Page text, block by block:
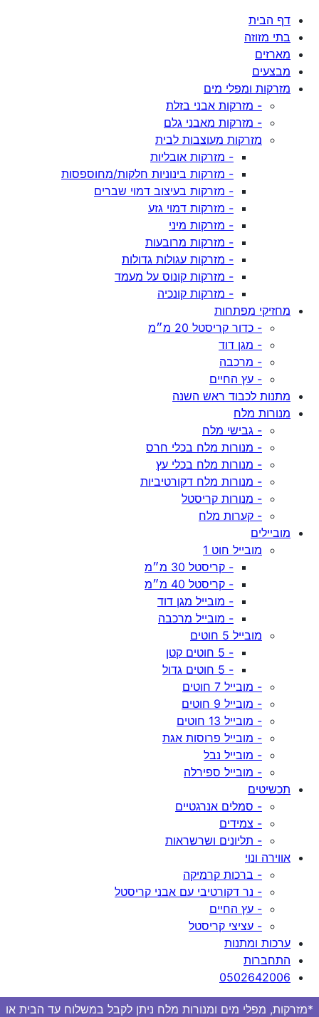
דף הבית
בתי מזוזה
מארזים
מבצעים
מזרקות ומפלי מים
- מזרקות אבני בזלת
- מזרקות מאבני גלם
מזרקות מעוצבות לבית
- מזרקות אובליות
- מזרקות בינוניות חלקות/מחוספסות
- מזרקות בעיצוב דמוי שברים
- מזרקות דמוי גזע
- מזרקות מיני
- מזרקות מרובעות
- מזרקות עגולות גדולות
- מזרקות קונוס על מעמד
- מזרקות קונכיה
מחזיקי מפתחות
- כדור קריסטל 20 מ״מ
- מגן דוד
- מרכבה
- עץ החיים
מתנות לכבוד ראש השנה
מנורות מלח
- גבישי מלח
- מנורות מלח בכלי חרס
- מנורות מלח בכלי עץ
- מנורות מלח דקורטיביות
- מנורות קריסטל
- קערות מלח
מוביילים
מובייל חוט 1
- קריסטל 30 מ״מ
- קריסטל 40 מ״מ
- מובייל מגן דוד
- מובייל מרכבה
מובייל 5 חוטים
- 5 חוטים קטן
- 5 חוטים גדול
- מובייל 7 חוטים
- מובייל 9 חוטים
- מובייל 13 חוטים
- מובייל פרוסות אגת
- מובייל נבל
- מובייל ספירלה
תכשיטים
- סמלים אנרגטיים
- צמידים
- תליונים ושרשראות
אווירה ונוי
- ברכות קרמיקה
- נר דקורטיבי עם אבני קריסטל
- עץ החיים
- עציצי קריסטל
ערכות ומתנות
התחברות
0502642006
*מזרקות, מפלי מים ומנורות מלח ניתן לקבל במשלוח עד הבית או